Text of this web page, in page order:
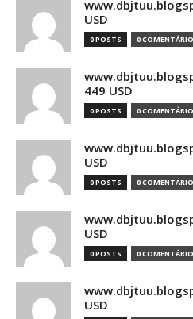
USD
0 POSTS 0
449 USD
0 POSTS 0
USD
0 POSTS 0
USD
0 POSTS 0
USD